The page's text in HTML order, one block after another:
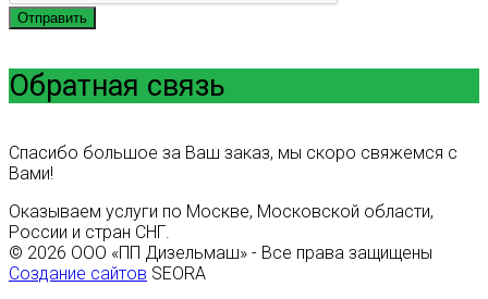
Отправить
Обратная связь
Спасибо большое за Ваш заказ, мы скоро свяжемся с
Вами!
Оказываем услуги по Москве, Московской области,
России и стран СНГ.
© 2026 ООО «ПП Дизельмаш» - Все права защищены
Создание сайтов SEORA